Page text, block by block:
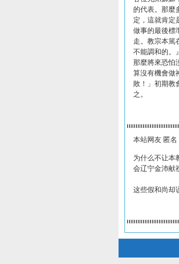
的代表。那麼
定，這就肯定
做事的最後標
走。教宗本篤
不能調和的。
那麼將來恐怕
算沒有機會做
敗！」初期教
之。
本站网友 匿名
为什么不让本
会辽宁金沛献
这些假和尚却